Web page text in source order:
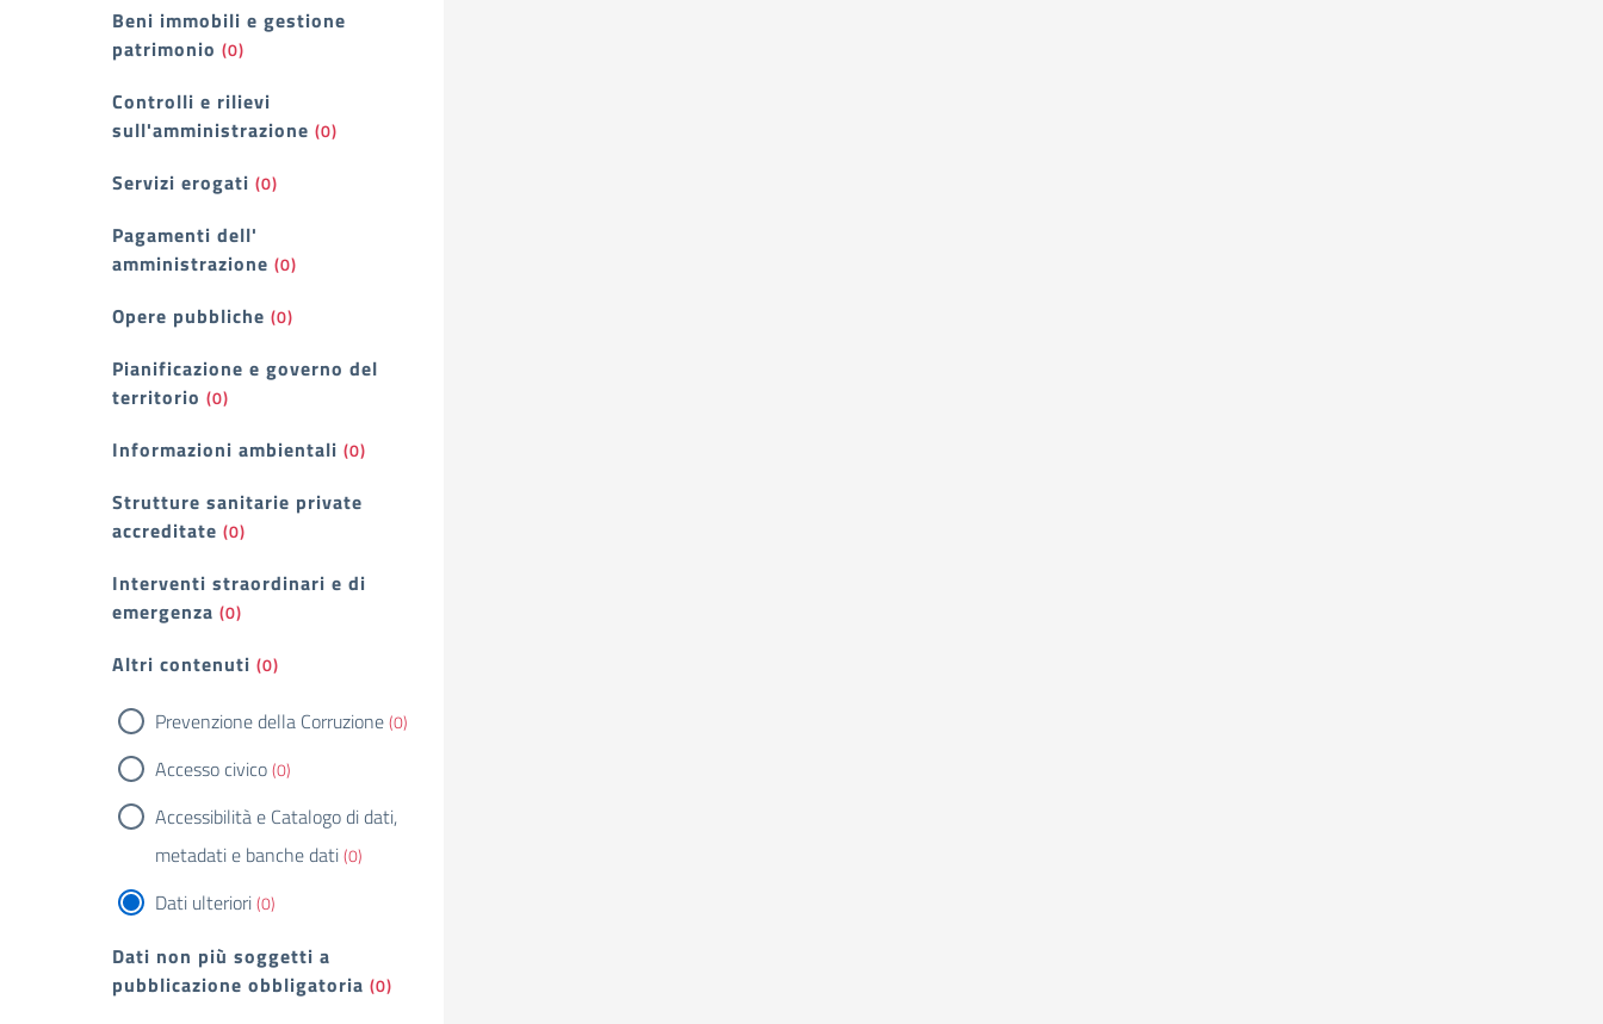
Beni immobili e gestione
patrimonio (0)
Controlli e rilievi
sull'amministrazione (0)
Servizi erogati (0)
Pagamenti dell'
amministrazione (0)
Opere pubbliche (0)
Pianificazione e governo del
territorio (0)
Informazioni ambientali (0)
Strutture sanitarie private
accreditate (0)
Interventi straordinari e di
emergenza (0)
Altri contenuti (0)
Prevenzione della Corruzione(0)
Accesso civico(0)
Accessibilità e Catalogo di dati,
metadati e banche dati(0)
Dati ulteriori(0)
Dati non più soggetti a
pubblicazione obbligatoria (0)